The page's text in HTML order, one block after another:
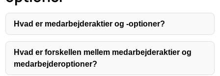
Hvad er medarbejderaktier og -optioner?
Hvad er forskellen mellem medarbejderaktier og
medarbejderoptioner?